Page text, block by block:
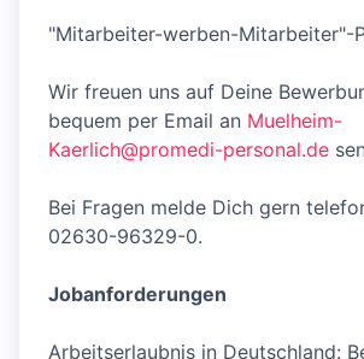
"Mitarbeiter-werben-Mitarbeiter"-
Wir freuen uns auf Deine
bequem per Email an Muelheim-
Kaerlich@promedi-personal.de
Bei Fragen melde Dich gern
02630-96329-0.
Jobanforderungen
Arbeitserlaubnis in Deutschland: